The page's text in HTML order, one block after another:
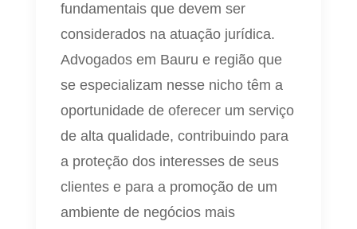
fundamentais que devem ser
considerados na atuação jurídica.
Advogados em Bauru e região que
se especializam nesse nicho têm a
oportunidade de oferecer um serviço
de alta qualidade, contribuindo para
a proteção dos interesses de seus
clientes e para a promoção de um
ambiente de negócios mais